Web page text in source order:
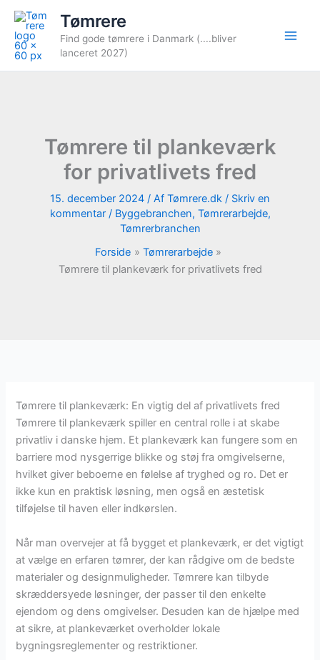
indholdet
Tømrere
Find gode tømrere i Danmark (....bliver
lanceret 2027)
Tømrere til plankeværk
for privatlivets fred
15. december 2024 / Af Tømrere.dk / Skriv en
kommentar / Byggebranchen, Tømrerarbejde,
Tømrerbranchen
Forside
Tømrerarbejde
Tømrere til plankeværk for privatlivets fred
Tømrere til plankeværk: En vigtig del af privatlivets fred
Tømrere til plankeværk spiller en central rolle i at skabe
privatliv i danske hjem. Et plankeværk kan fungere som en
barriere mod nysgerrige blikke og støj fra omgivelserne,
hvilket giver beboerne en følelse af tryghed og ro. Det er
ikke kun en praktisk løsning, men også en æstetisk
tilføjelse til haven eller indkørslen.
Når man overvejer at få bygget et plankeværk, er det vigtigt
at vælge en erfaren tømrer, der kan rådgive om de bedste
materialer og designmuligheder. Tømrere kan tilbyde
skræddersyede løsninger, der passer til den enkelte
ejendom og dens omgivelser. Desuden kan de hjælpe med
at sikre, at plankeværket overholder lokale
bygningsreglementer og restriktioner.